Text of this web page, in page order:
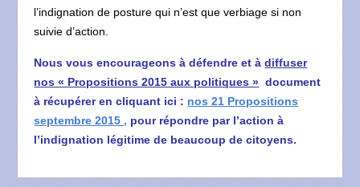
l’indignation de posture qui n’est que verbiage si non
suivie d’action.
Nous vous encourageons à défendre et àdiffuser
nos « Propositions 2015 aux politiques » document
à récupérer en cliquant ici : nos 21 Propositions
septembre 2015 , pour répondre par l’action à
l’indignation légitime de beaucoup de citoyens.